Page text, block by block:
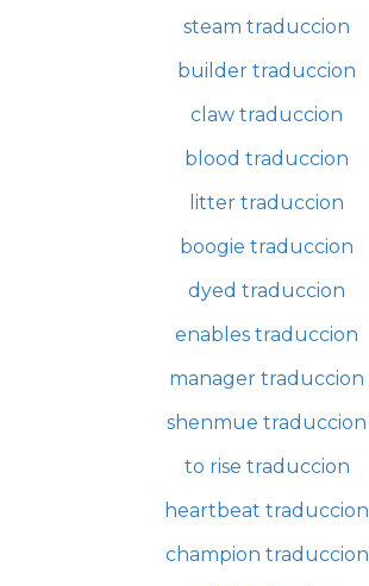
steam traduccion
builder traduccion
claw traduccion
blood traduccion
litter traduccion
boogie traduccion
dyed traduccion
enables traduccion
manager traduccion
shenmue traduccion
to rise traduccion
heartbeat traduccion
champion traduccion